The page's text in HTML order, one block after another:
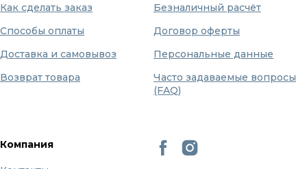
Как сделать заказ
Способы оплаты
Доставка и самовывоз
Возврат товара
Безналичный расчёт
Договор оферты
Персональные данные
Часто задаваемые вопросы
(FAQ)
Компания